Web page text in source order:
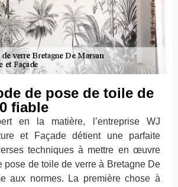
de pose de toile de
fiable
en la matière, l’entreprise WJ
et Façade détient une parfaite
techniques à mettre en œuvre
pose de toile de verre à Bretagne De
aux normes. La première chose à